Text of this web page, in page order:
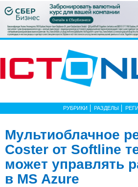
РУБРИКИ РАЗДЕЛЫ
Мультиоблачное
Coster от Softline
может управлять
в MS Azure